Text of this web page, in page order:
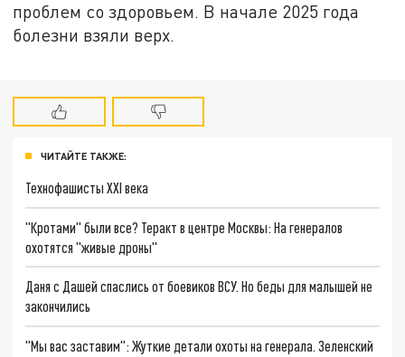
проблем со здоровьем. В начале 2025 года
болезни взяли верх.
ЧИТАЙТЕ ТАКЖЕ:
Технофашисты XXI века
"Кротами" были все? Теракт в центре Москвы: На генералов
охотятся "живые дроны"
Даня с Дашей спаслись от боевиков ВСУ. Но беды для малышей не
закончились
"Мы вас заставим": Жуткие детали охоты на генерала. Зеленский